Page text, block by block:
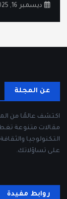
ديسمبر 16, 2025
عن المجلة
اكتشف عالمًا من
مقالات متنوعة
التكنولوجيا
على تساؤلاتك.
روابط مفيدة